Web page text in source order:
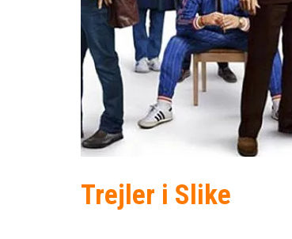
Trejler i Slike